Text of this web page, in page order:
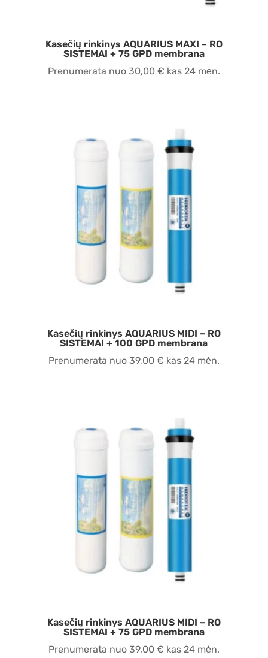
Kasečių rinkinys AQUARIUS MAXI – RO
SISTEMAI + 75 GPD membrana
Prenumerata nuo 30,00 € kas 24 mėn.
Kasečių rinkinys AQUARIUS MIDI – RO
SISTEMAI + 100 GPD membrana
Prenumerata nuo 39,00 € kas 24 mėn.
Kasečių rinkinys AQUARIUS MIDI – RO
SISTEMAI + 75 GPD membrana
Prenumerata nuo 39,00 € kas 24 mėn.